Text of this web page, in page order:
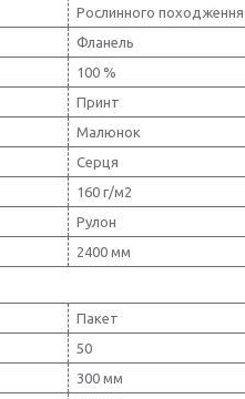
Рослинного походження
Фланель
100 %
Принт
Малюнок
Серця
160 г/м2
Рулон
2400 мм
Пакет
50
300 мм